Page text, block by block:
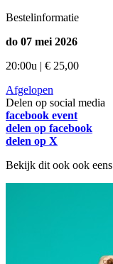
Bestelinformatie
do 07 mei 2026
20:00u | € 25,00
Afgelopen
Delen op social media
facebook event
delen op facebook
delen op X
Bekijk dit ook ook eens